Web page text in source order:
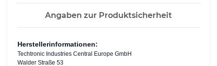
Angaben zur Produktsicherheit
Herstellerinformationen:
Techtronic Industries Central Europe GmbH
Walder Straße 53